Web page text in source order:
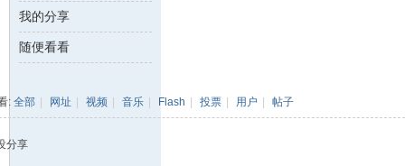
中
国
能
造
我的分享
随便看看
: 全部 网址 视频 音乐 Flash 投票 用户 帖子
分享